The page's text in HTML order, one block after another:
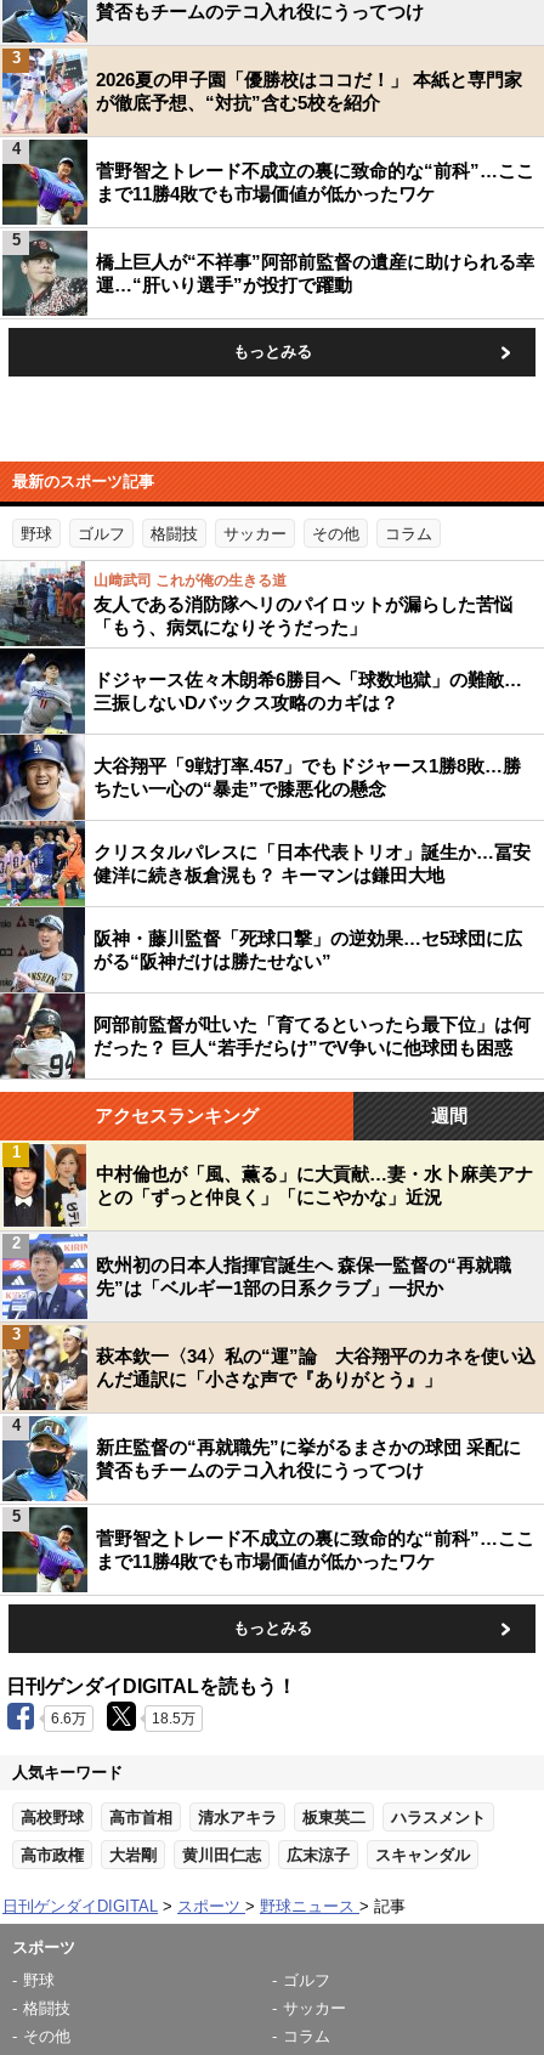
賛否もチームのテコ入れ役にうってつけ
2026夏の甲子園「優勝校はココだ！」 本紙と専門家
が徹底予想、“対抗”含む5校を紹介
3
菅野智之トレード不成立の裏に致命的な“前科”…ここ
まで11勝4敗でも市場価値が低かったワケ
4
橋上巨人が“不祥事”阿部前監督の遺産に助けられる幸
運…“肝いり選手”が投打で躍動
5
もっとみる
最新のスポーツ記事
野球 ゴルフ 格闘技 サッカー その他 コラム
山﨑武司 これが俺の生きる道
友人である消防隊ヘリのパイロットが漏らした苦悩
「もう、病気になりそうだった」
ドジャース佐々木朗希6勝目へ「球数地獄」の難敵…
三振しないDバックス攻略のカギは？
大谷翔平「9戦打率.457」でもドジャース1勝8敗…勝
ちたい一心の“暴走”で膝悪化の懸念
クリスタルパレスに「日本代表トリオ」誕生か…冨安
健洋に続き板倉滉も？ キーマンは鎌田大地
阪神・藤川監督「死球口撃」の逆効果…セ5球団に広
がる“阪神だけは勝たせない”
阿部前監督が吐いた「育てるといったら最下位」は何
だった？ 巨人“若手だらけ”でV争いに他球団も困惑
アクセスランキング 週間
中村倫也が「風、薫る」に大貢献…妻・水卜麻美アナ
との「ずっと仲良く」「にこやかな」近況
1
欧州初の日本人指揮官誕生へ 森保一監督の“再就職
先”は「ベルギー1部の日系クラブ」一択か
2
萩本欽一〈34〉私の“運”論 大谷翔平のカネを使い込
んだ通訳に「小さな声で『ありがとう』」
3
新庄監督の“再就職先”に挙がるまさかの球団 采配に
賛否もチームのテコ入れ役にうってつけ
4
菅野智之トレード不成立の裏に致命的な“前科”…ここ
まで11勝4敗でも市場価値が低かったワケ
5
もっとみる
日刊ゲンダイDIGITALを読もう！
6.6万 18.5万
人気キーワード
高校野球 高市首相 清水アキラ 板東英二 ハラスメント
高市政権 大岩剛 黄川田仁志 広末涼子 スキャンダル
日刊ゲンダイDIGITAL スポーツ 野球ニュース 記事
スポーツ
野球
ゴルフ
格闘技
サッカー
その他
コラム